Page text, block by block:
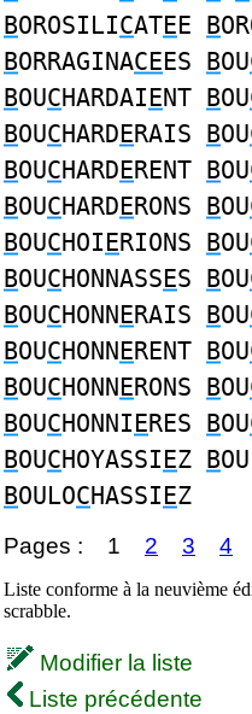
BOROSILICATEE B
BORRAGINACEES BOU
BOUCHARDAIENT BOU
BOUCHARDERAIS BOU
BOUCHARDERENT BOU
BOUCHARDERONS BOU
BOUCHOIERIONS BOU
BOUCHONNASSES BOU
BOUCHONNERAIS BOU
BOUCHONNERENT BOU
BOUCHONNERONS BOU
BOUCHONNIERES BOU
BOUCHOYASSIEZ B
BOULOCHASSIEZ
Pages : 1 2 3 4
Liste conforme à la neuvième
scrabble.
Modifier la liste
Liste précédente